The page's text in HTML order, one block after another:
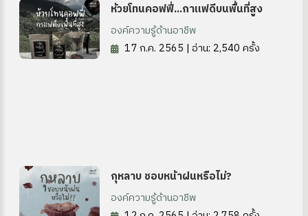
ห้วยโทนคอฟฟี่...กาแฟดีบนพื้นที่สูง
องค์ความรู้ด้านอาชีพ
17 ก.ค. 2565 | อ่าน: 2,540 ครั้ง
กุหลาบ ชอบหน้าฝนหรือไม่?
องค์ความรู้ด้านอาชีพ